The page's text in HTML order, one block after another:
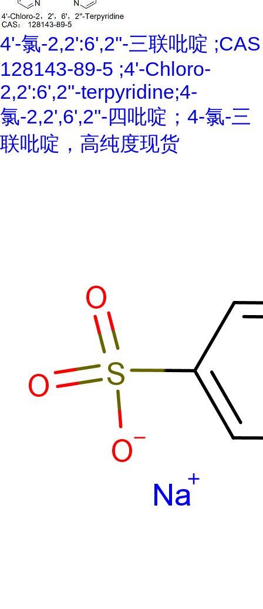
4'-氯-2,2':6',2''-三联吡啶 ;CAS
128143-89-5 ;4'-Chloro-
2,2':6',2''-terpyridine;4-
氯-2,2',6',2''-四吡啶；4-氯-三
联吡啶，高纯度现货